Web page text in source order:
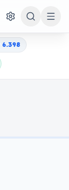
6.398